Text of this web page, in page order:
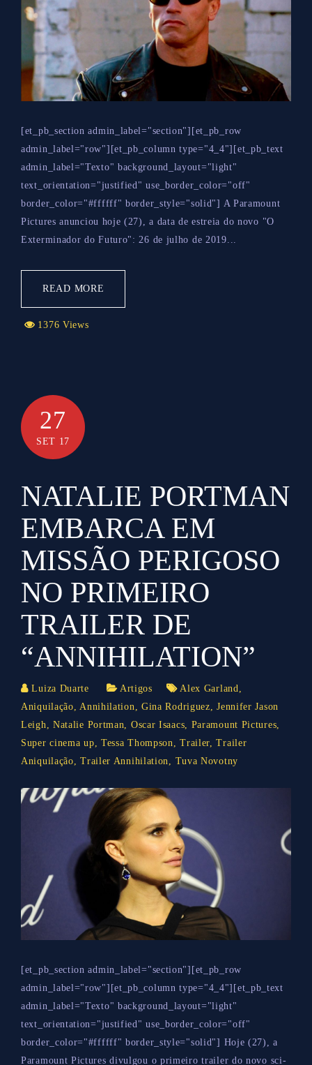
[et_pb_section admin_label="section"][et_pb_row
admin_label="row"][et_pb_column type="4_4"][et_pb_text
admin_label="Texto" background_layout="light"
text_orientation="justified" use_border_color="off"
border_color="#ffffff" border_style="solid"] A Paramount
Pictures anunciou hoje (27), a data de estreia do novo "O
Exterminador do Futuro": 26 de julho de 2019...
READ MORE
1376 Views
27
SET 17
NATALIE PORTMAN
EMBARCA EM
MISSÃO PERIGOSO
NO PRIMEIRO
TRAILER DE
“ANNIHILATION”
Luiza Duarte Artigos Alex Garland
Aniquilação
Annihilation Gina Rodriguez ,Jennifer Jason
Leigh
Natalie Portman Oscar Isaacs Paramount Pictures
Super cinema up
Tessa Thompson ,Trailer ,Trailer
Aniquilação ,Trailer Annihilation Tuva Novotny
[et_pb_section admin_label="section"][et_pb_row
admin_label="row"][et_pb_column type="4_4"][et_pb_text
admin_label="Texto" background_layout="light"
text_orientation="justified" use_border_color="off"
border_color="#ffffff" border_style="solid"] Hoje (27), a
Paramount Pictures divulgou o primeiro trailer do novo sci-